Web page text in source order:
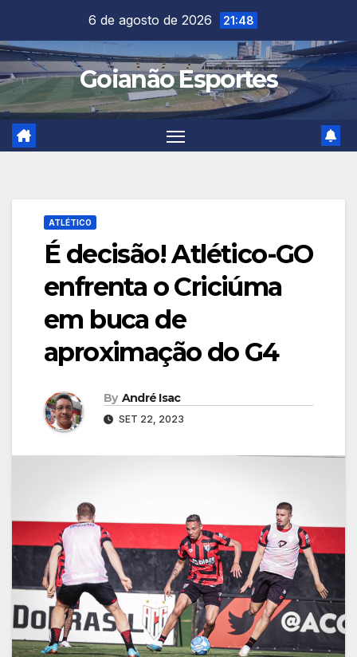
content
6 de agosto de 2026 21:48
Goianão Esportes
ATLÉTICO
É decisão! Atlético-GO
enfrenta o Criciúma
em buca de
aproximação do G4
By André Isac
SET 22, 2023